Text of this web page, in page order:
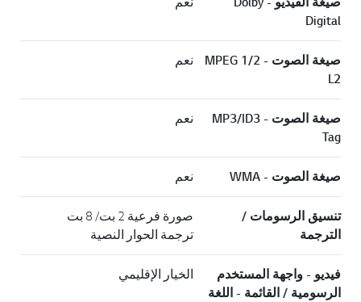
Digital
صيغة الصوت - MPEG 1/2
L2
نعم
صيغة الصوت - MP3/ID3
Tag
نعم
صيغة الصوت - WMA نعم
تنسيق الرسومات /
الترجمة
صورة فرعية 2 بت/ 8 بت
ترجمة الحوار النصية
فيديو - واجهة المستخدم
الرسومية / القائمة - اللغة
الخيار الإقليمي